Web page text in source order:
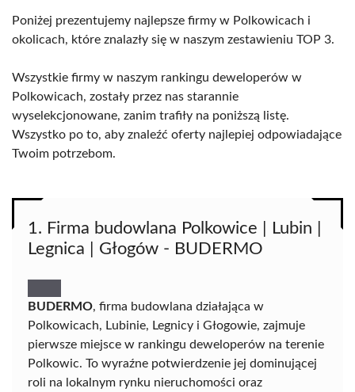
Poniżej prezentujemy najlepsze firmy w Polkowicach i
okolicach, które znalazły się w naszym zestawieniu TOP 3.
Wszystkie firmy w naszym rankingu deweloperów w
Polkowicach, zostały przez nas starannie
wyselekcjonowane, zanim trafiły na poniższą listę.
Wszystko po to, aby znaleźć oferty najlepiej odpowiadające
Twoim potrzebom.
1. Firma budowlana Polkowice | Lubin |
Legnica | Głogów - BUDERMO
BUDERMO, firma budowlana działająca w
Polkowicach, Lubinie, Legnicy i Głogowie, zajmuje
pierwsze miejsce w rankingu deweloperów na terenie
Polkowic. To wyraźne potwierdzenie jej dominującej
roli na lokalnym rynku nieruchomości oraz